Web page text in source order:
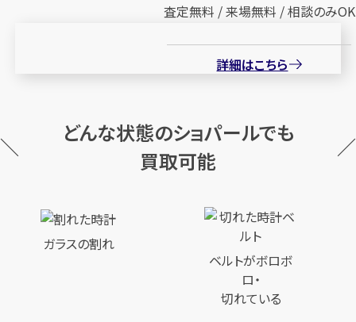
査定無料 / 来場無料 / 相談のみOK
詳細はこちら
どんな状態のショパールでも
買取可能
ガラスの割れ
ベルトがボロボ
ロ・
切れている